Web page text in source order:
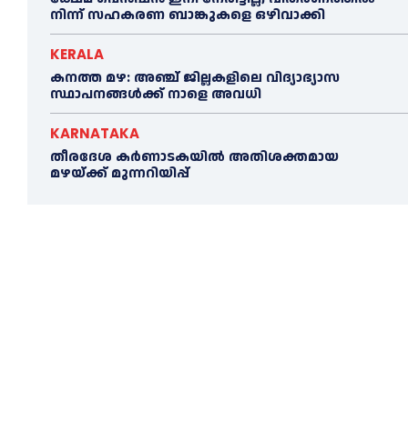
നിന്ന് സഹകരണ ബാങ്കുകളെ ഒഴിവാക്കി
KERALA
കനത്ത മഴ: അഞ്ച് ജില്ലകളിലെ വിദ്യാഭ്യാസ
സ്ഥാപനങ്ങൾക്ക് നാളെ അവധി
KARNATAKA
തീരദേശ കർണാടകയിൽ അതിശക്തമായ
മഴയ്ക്ക് മുന്നറിയിപ്പ്